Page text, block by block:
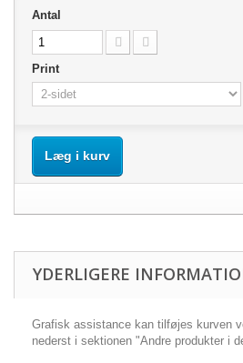
Antal
Print
Læg i kurv
YDERLIGERE
Grafisk assistance kan tilføjes kurven
nederst i sektionen "Andre produkter i